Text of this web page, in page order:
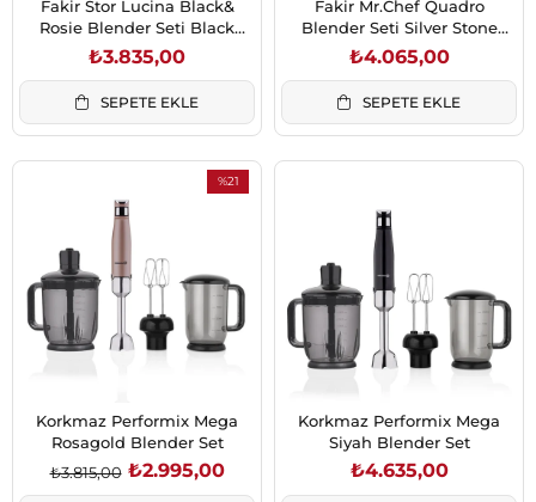
Fakir Stor Lucina Black&
Rosie Blender Seti Black
Rosie (41004810)
₺3.835,00
SEPETE EKLE
Fakir Mr.Chef Quadro
Blender Seti Silver Stone
(41004195)
₺4.065,00
SEPETE EKLE
%21
Korkmaz Performix Mega
Rosagold Blender Set
₺2.995,00
₺3.815,00
Korkmaz Performix Mega
Siyah Blender Set
₺4.635,00